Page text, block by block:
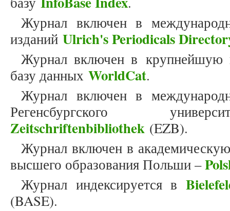
Журнал включен в
изданий Ulrich's Periodicals
Журнал включен в крупнейшую
базу данных WorldCat.
Журнал включен в
Регенсбургского
Zeitschriftenbibliothek (EZB).
Журнал включен в
высшего образования Польши –
Журнал индексируется в
(BASE).